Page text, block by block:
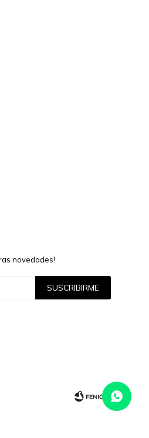
novedades!
SUSCRIBIRME